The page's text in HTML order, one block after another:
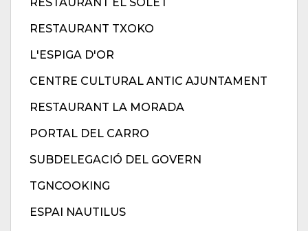
RESTAURANT TXOKO
L'ESPIGA D'OR
CENTRE CULTURAL ANTIC AJUNTAMENT
RESTAURANT LA MORADA
PORTAL DEL CARRO
SUBDELEGACIÓ DEL GOVERN
TGNCOOKING
ESPAI NAUTILUS